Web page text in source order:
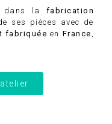
dans la fabrication
ses pièces avec de
fabriquée en France ,